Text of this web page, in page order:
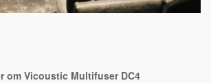
om Vicoustic Multifuser DC4